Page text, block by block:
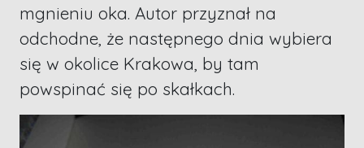
mgnieniu oka. Autor przyznał na
odchodne, że następnego dnia wybiera
się w okolice Krakowa, by tam
powspinać się po skałkach.